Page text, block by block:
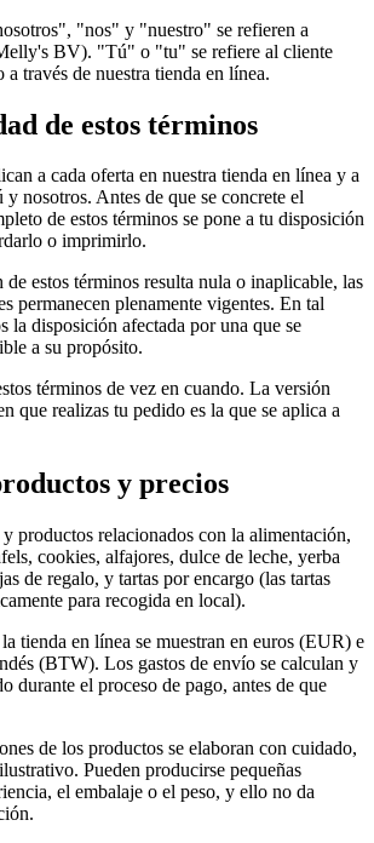
"nos" y "nuestro" se refieren a
BV). "Tú" o "tu" se refiere al cliente
través de nuestra tienda en línea.
de estos términos
a cada oferta en nuestra tienda en línea y a
y nosotros. Antes de que se concrete el
de estos términos se pone a tu disposición
o imprimirlo.
estos términos resulta nula o inaplicable, las
permanecen plenamente vigentes. En tal
la disposición afectada por una que se
a su propósito.
términos de vez en cuando. La versión
que realizas tu pedido es la que se aplica a
y precios
productos relacionados con la alimentación,
cookies, alfajores, dulce de leche, yerba
de regalo, y tartas por encargo (las tartas
para recogida en local).
tienda en línea se muestran en euros (EUR) e
(BTW). Los gastos de envío se calculan y
durante el proceso de pago, antes de que
de los productos se elaboran con cuidado,
Pueden producirse pequeñas
el embalaje o el peso, y ello no da